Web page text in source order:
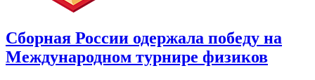
Сборная России одержала победу на
Международном турнире физиков